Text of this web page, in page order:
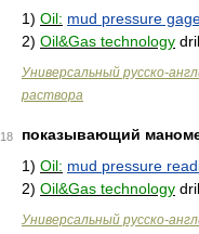
1) Oil: mud pressure
2) Oil&Gas technology
Универсальный русско-
раствора
18
показывающий
1) Oil: mud pressure
2) Oil&Gas technology
Универсальный русско-